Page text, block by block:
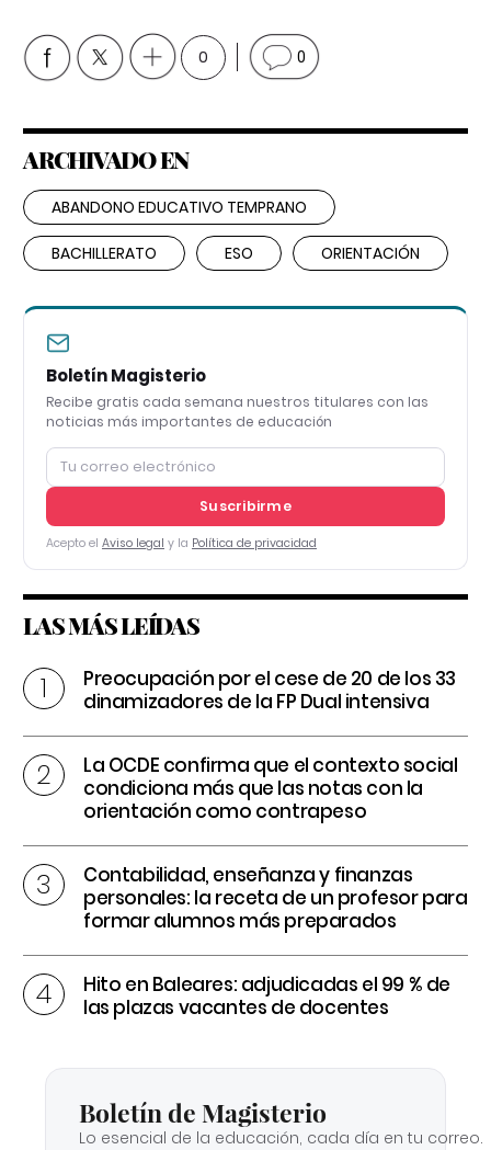
0 0
ARCHIVADO EN
ABANDONO EDUCATIVO TEMPRANO
BACHILLERATO ESO ORIENTACIÓN
Boletín Magisterio
Recibe gratis cada semana nuestros titulares con las
noticias más importantes de educación
Suscribirme
Acepto el Aviso legal y la Política de privacidad
LAS MÁS LEÍDAS
Preocupación por el cese de 20 de los 33
dinamizadores de la FP Dual intensiva
La OCDE confirma que el contexto social
condiciona más que las notas con la
orientación como contrapeso
Contabilidad, enseñanza y finanzas
personales: la receta de un profesor para
formar alumnos más preparados
Hito en Baleares: adjudicadas el 99 % de
las plazas vacantes de docentes
Boletín de Magisterio
Lo esencial de la educación, cada día en tu correo.